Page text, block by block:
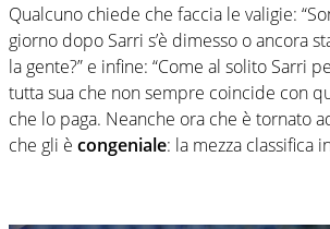
Qualcuno chiede che faccia le valigie:
giorno dopo Sarri s’è dimesso o ancora
la gente?” e infine: “Come al solito Sarri
tutta sua che non sempre coincide con
che lo paga. Neanche ora che è tornato
che gli è congeniale: la mezza classifica